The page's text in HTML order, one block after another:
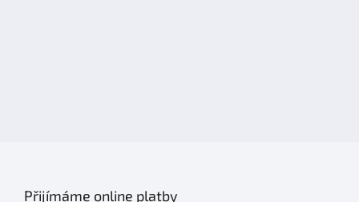
Přijímáme online platby